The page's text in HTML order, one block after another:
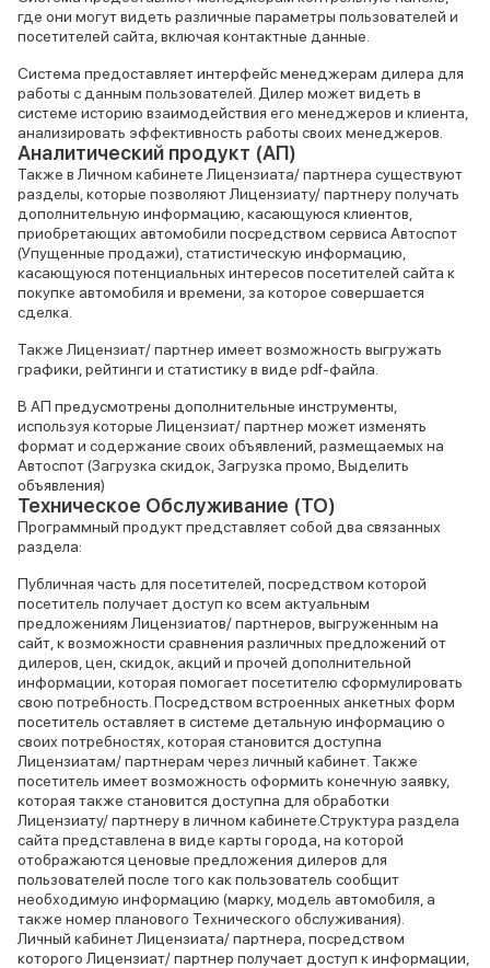
где они могут видеть различные параметры пользователей и
посетителей сайта, включая контактные данные.
Система предоставляет интерфейс менеджерам дилера для
работы с данным пользователей. Дилер может видеть в
системе историю взаимодействия его менеджеров и клиента,
анализировать эффективность работы своих менеджеров.
Аналитический продукт (АП)
Также в Личном кабинете Лицензиата/ партнера существуют
разделы, которые позволяют Лицензиату/ партнеру получать
дополнительную информацию, касающуюся клиентов,
приобретающих автомобили посредством сервиса Автоспот
(Упущенные продажи), статистическую информацию,
касающуюся потенциальных интересов посетителей сайта к
покупке автомобиля и времени, за которое совершается
сделка.
Также Лицензиат/ партнер имеет возможность выгружать
графики, рейтинги и статистику в виде pdf-файла.
В АП предусмотрены дополнительные инструменты,
используя которые Лицензиат/ партнер может изменять
формат и содержание своих объявлений, размещаемых на
Автоспот (Загрузка скидок, Загрузка промо, Выделить
объявления)
Техническое Обслуживание (ТО)
Программный продукт представляет собой два связанных
раздела:
Публичная часть для посетителей, посредством которой
посетитель получает доступ ко всем актуальным
предложениям Лицензиатов/ партнеров, выгруженным на
сайт, к возможности сравнения различных предложений от
дилеров, цен, скидок, акций и прочей дополнительной
информации, которая помогает посетителю сформулировать
свою потребность. Посредством встроенных анкетных форм
посетитель оставляет в системе детальную информацию о
своих потребностях, которая становится доступна
Лицензиатам/ партнерам через личный кабинет. Также
посетитель имеет возможность оформить конечную заявку,
которая также становится доступна для обработки
Лицензиату/ партнеру в личном кабинете.Структура раздела
сайта представлена в виде карты города, на которой
отображаются ценовые предложения дилеров для
пользователей после того как пользователь сообщит
необходимую информацию (марку, модель автомобиля, а
также номер планового Технического обслуживания).
Личный кабинет Лицензиата/ партнера, посредством
которого Лицензиат/ партнер получает доступ к информации,